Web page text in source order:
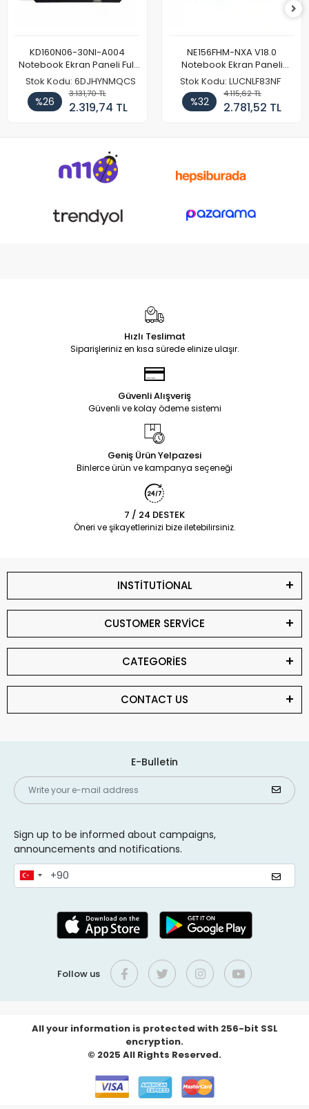
KD160N06-30NI-A004
Notebook Ekran Paneli Full
HD
Stok Kodu: 6DJHYNMQCS
%26
3.131,70 TL
2.319,74 TL
NE156FHM-NXA V18.0
Notebook Ekran Paneli
144Hz
Stok Kodu: LUCNLF83NF
%32
4.115,62 TL
2.781,52 TL
Hızlı Teslimat
Siparişleriniz en kısa sürede elinize ulaşır.
Güvenli Alışveriş
Güvenli ve kolay ödeme sistemi
Geniş Ürün Yelpazesi
Binlerce ürün ve kampanya seçeneği
7 / 24 DESTEK
Öneri ve şikayetlerinizi bize iletebilirsiniz.
INSTİTUTİONAL
CUSTOMER SERVİCE
CATEGORİES
CONTACT US
E-Bulletin
Sign up to be informed about campaigns,
announcements and notifications.
Follow us
All your information is protected with 256-bit SSL
encryption.
© 2025 All Rights Reserved.